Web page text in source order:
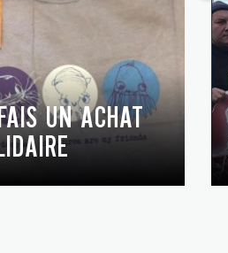
UN ACHAT